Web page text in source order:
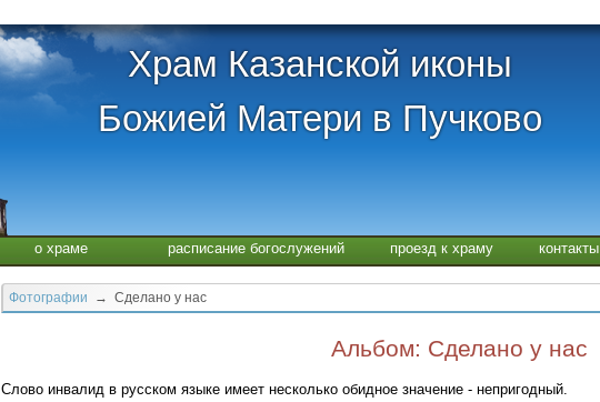
Храм Казанской иконы
Божией Матери в Пучково
о храме расписание богослужений проезд к храму контакты
Фотографии → Сделано у нас
Альбом: Сделано у нас
Слово инвалид в русском языке имеет несколько обидное значение - непригодный.